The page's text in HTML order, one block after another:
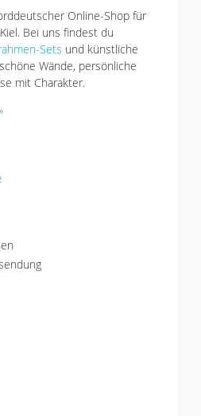
Online-Shop für
Bei uns findest du
Sets und künstliche
Wände, persönliche
mit Charakter.